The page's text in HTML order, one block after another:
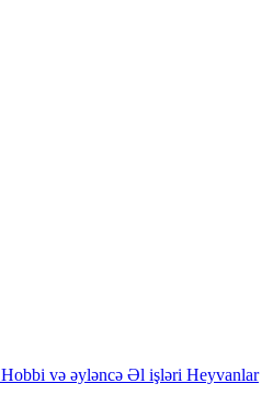
Hobbi və əyləncə Əl işləri Heyvanlar